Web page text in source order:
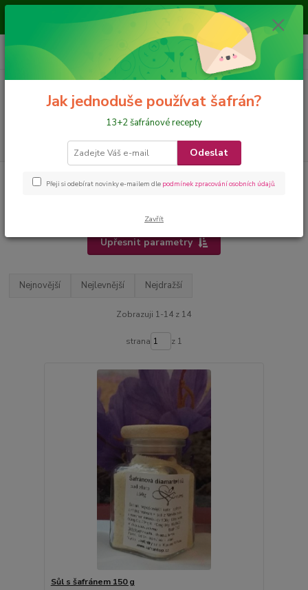
Je nám ctí, že jste nás navštívili a nakupujete na našem eshopu, přejeme
Menu
CZK
+420 728 649 340
Upřesnit parametry
Nejnovější Nejlevnější Nejdražší
Zobrazuji 1-14 z 14
strana z 1
Sůl s šafránem 150 g
Jak jednoduše používat šafrán?
13+2 šafránové recepty
Odeslat
Přeji si odebírat novinky e-mailem dle podmínek zpracování osobních údajů.
Zavřít